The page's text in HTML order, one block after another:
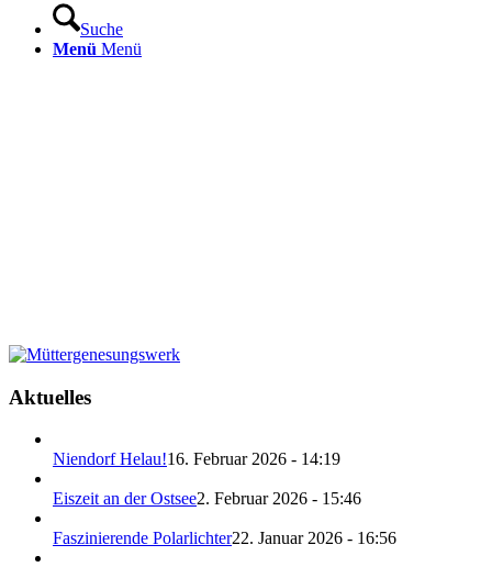
Suche
Menü Menü
Aktuelles
Niendorf Helau!16. Februar 2026 - 14:19
Eiszeit an der Ostsee2. Februar 2026 - 15:46
Faszinierende Polarlichter22. Januar 2026 - 16:56